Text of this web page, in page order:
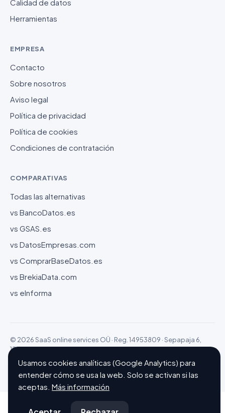
Calidad de datos
Herramientas
EMPRESA
Contacto
Sobre nosotros
Aviso legal
Política de privacidad
Política de cookies
Condiciones de contratación
COMPARATIVAS
Todas las alternativas
vs BancoDatos.es
vs GSAS.es
vs DatosEmpresas.com
vs ComprarBaseDatos.es
vs BrekiaData.com
vs eInforma
© 2026 SaaS online services OÜ · Reg. 14953809 · Sepapaja 6,
15551 Tallinn (Estonia)
Configurar cookies
Hecho con ❤ en Barcelona
Usamos cookies analíticas (Google Analytics) para
entender cómo se usa la web. Solo se activan si las
aceptas. Más información